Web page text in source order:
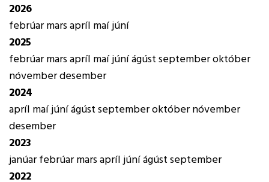
2026
febrúarmarsapríl maíjúní
2025
febrúarmarsapríl maíjúníágústseptemberoktóber
nóvemberdesember
2024
apríl maíjúníágústseptemberoktóbernóvember
desember
2023
janúarfebrúarmarsapríljúníágústseptember
2022